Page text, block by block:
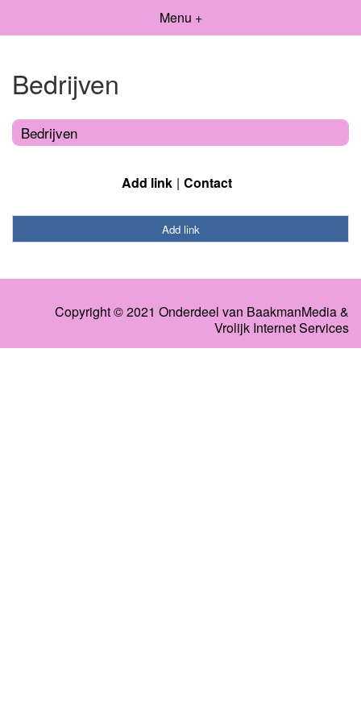
Menu +
Bedrijven
Bedrijven
Add link Contact
Add link
Copyright © 2021 Onderdeel van BaakmanMedia&
Vrolijk Internet Services